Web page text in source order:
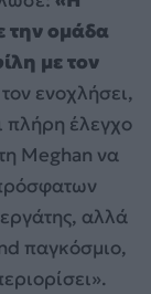
την ομάδα
με τον
ενοχλήσει,
πλήρη έλεγχο
Meghan να
αλλά
παγκόσμιο,